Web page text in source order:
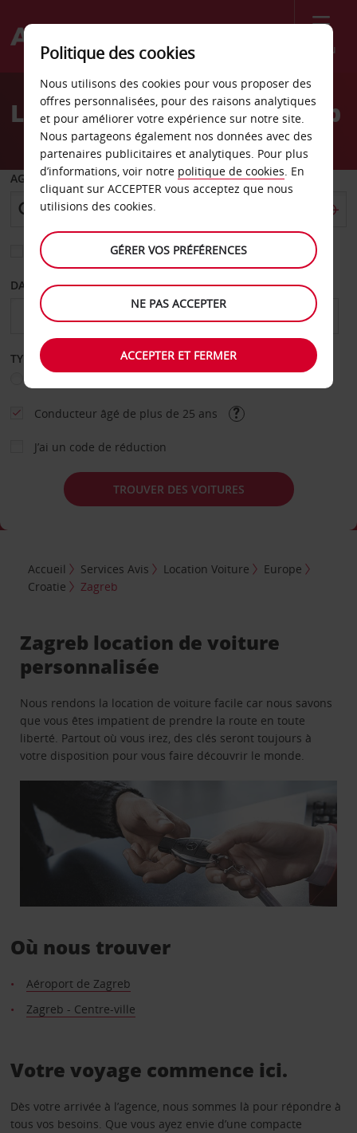
Menu
Welcome
AvisLocation de voiture Zagreb
AGENCE DE DÉPART
Sélectionnez une autre agence de retour
DATE DE DÉPART DATE DE RETOUR
TYPE DE LOCATION
Conducteur âgé de plus de 25 ans
J’ai un code de réduction
TROUVER DES VOITURES
Accueil Services Avis Location Voiture
Europe
Croatie
Zagreb
Zagreb location de voiture
personnalisée
Nous rendons la location de voiture facile car nous savons
que vous êtes impatient de prendre la route en toute
liberté. Partout où vous irez, des clés seront toujours à
votre disposition pour vous faire découvrir le monde.
Où nous trouver
Aéroport de Zagreb
Zagreb - Centre-ville
Votre voyage commence ici.
Dès votre arrivée à l’agence, nous sommes là pour répondre à
tous vos besoins. Que vous ayez envie d’une compacte
Politique des cookies
Nous utilisons des cookies pour vous proposer des
offres personnalisées, pour des raisons analytiques
et pour améliorer votre expérience sur notre site.
Nous partageons également nos données avec des
partenaires publicitaires et analytiques. Pour plus
d’informations, voir notre politique de cookies. En
cliquant sur ACCEPTER vous acceptez que nous
utilisions des cookies.
GÉRER VOS PRÉFÉRENCES
NE PAS ACCEPTER
ACCEPTER ET FERMER